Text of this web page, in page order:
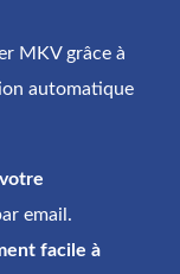
MKV grâce à
automatique
email.
facile à